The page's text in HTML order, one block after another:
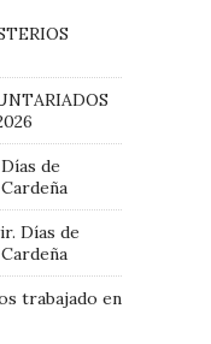
de
Días de
trabajado en